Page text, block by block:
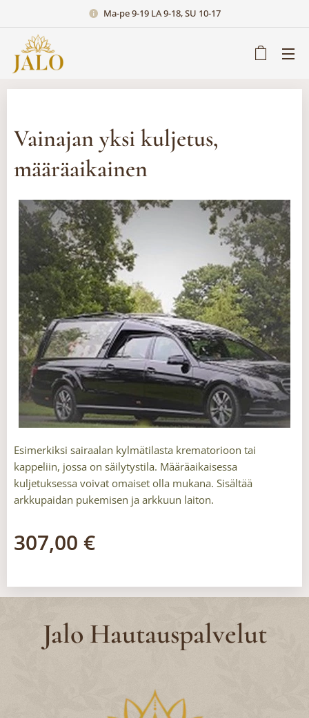
Ma-pe 9-19 LA 9-18, SU 10-17
Vainajan yksi kuljetus,
määräaikainen
Esimerkiksi sairaalan kylmätilasta krematorioon tai
kappeliin, jossa on säilytystila. Määräaikaisessa
kuljetuksessa voivat omaiset olla mukana. Sisältää
arkkupaidan pukemisen ja arkkuun laiton.
307,00 €
Jalo Hautauspalvelut